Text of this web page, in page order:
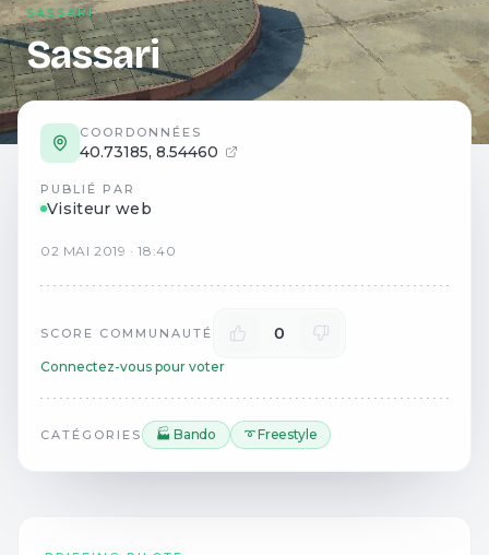
SASSARI
Sassari
COORDONNÉES
40.73185, 8.54460
PUBLIÉ PAR
Visiteur web
02 MAI 2019 ·18:40
SCORE COMMUNAUTÉ 0
Connectez-vous pour voter
CATÉGORIES 🏭 Bando ➰ Freestyle